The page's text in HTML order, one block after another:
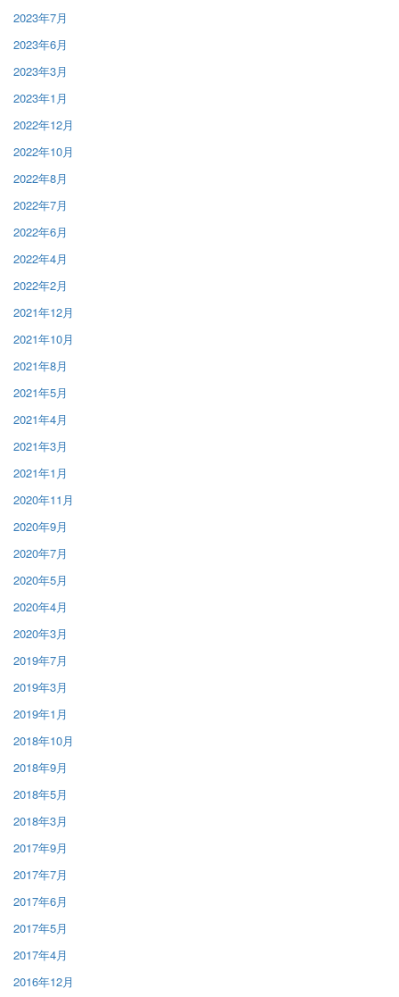
2023年7月
2023年6月
2023年3月
2023年1月
2022年12月
2022年10月
2022年8月
2022年7月
2022年6月
2022年4月
2022年2月
2021年12月
2021年10月
2021年8月
2021年5月
2021年4月
2021年3月
2021年1月
2020年11月
2020年9月
2020年7月
2020年5月
2020年4月
2020年3月
2019年7月
2019年3月
2019年1月
2018年10月
2018年9月
2018年5月
2018年3月
2017年9月
2017年7月
2017年6月
2017年5月
2017年4月
2016年12月